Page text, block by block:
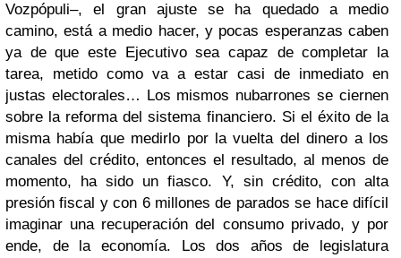
Vozpópuli–, el gran ajuste se ha quedado a medio
camino, está a medio hacer, y pocas esperanzas caben
ya de que este Ejecutivo sea capaz de completar la
tarea, metido como va a estar casi de inmediato en
justas electorales… Los mismos nubarrones se ciernen
sobre la reforma del sistema financiero. Si el éxito de la
misma había que medirlo por la vuelta del dinero a los
canales del crédito, entonces el resultado, al menos de
momento, ha sido un fiasco. Y, sin crédito, con alta
presión fiscal y con 6 millones de parados se hace difícil
imaginar una recuperación del consumo privado, y por
ende, de la economía. Los dos años de legislatura